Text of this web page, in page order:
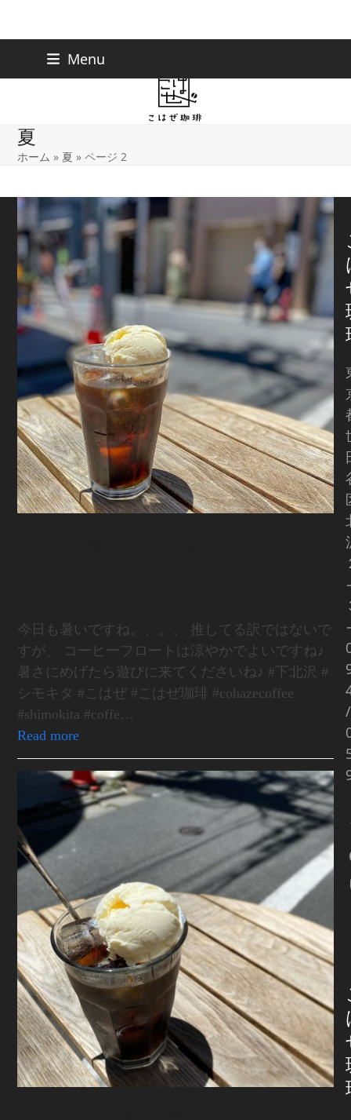
Menu
夏
ホーム » 夏 »ページ 2
今日も暑いですね。、。、 推してる訳ではないで
すが、 コーヒーフロートは涼やかでよいですね♪
暑さにめげたら遊びに来てくださいね♪ #下北沢 #
シモキタ #こはぜ #こはぜ珈琲 #cohazecoffee
#shimokita #coffe…
Read more
/